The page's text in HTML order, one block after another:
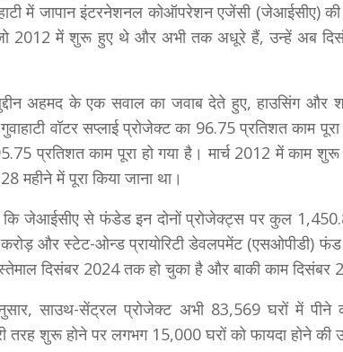
में जापान इंटरनेशनल कोऑपरेशन एजेंसी (जेआईसीए)
2012 में शुरू हुए थे और अभी तक अधूरे हैं, उन्हें अब
अहमद के एक सवाल का जवाब देते हुए, हाउसिंग और
वॉटर सप्लाई प्रोजेक्ट का 96.75 प्रतिशत काम पूरा
प्रतिशत काम पूरा हो गया है। मार्च 2012 में काम
महीने में पूरा किया जाना था।
कि जेआईसीए से फंडेड इन दोनों प्रोजेक्ट्स पर कुल
और स्टेट-ओन्ड प्रायोरिटी डेवलपमेंट (एसओपीडी)
दिसंबर 2024 तक हो चुका है और बाकी काम दिसंबर
साउथ-सेंट्रल प्रोजेक्ट अभी 83,569 घरों में पीने का
तरह शुरू होने पर लगभग 15,000 घरों को फायदा होने की